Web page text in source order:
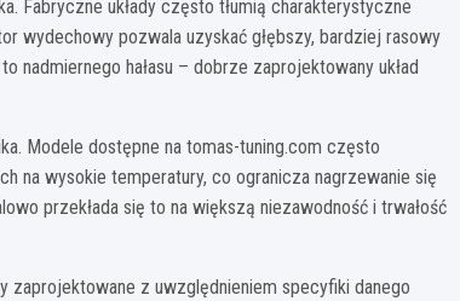
Fabryczne układy często tłumią charakterystyczne
wydechowy pozwala uzyskać głębszy, bardziej rasowy
nadmiernego hałasu – dobrze zaprojektowany układ
Modele dostępne na tomas-tuning.com często
na wysokie temperatury, co ogranicza nagrzewanie się
przekłada się to na większą niezawodność i trwałość
z uwzględnieniem specyfiki danego